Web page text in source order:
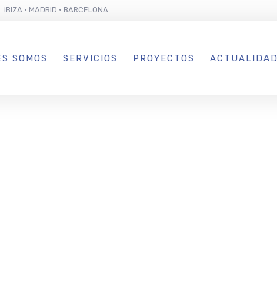
· MADRID · BARCELONA
SOMOS SERVICIOS PROYECTOS ACTUALIDAD